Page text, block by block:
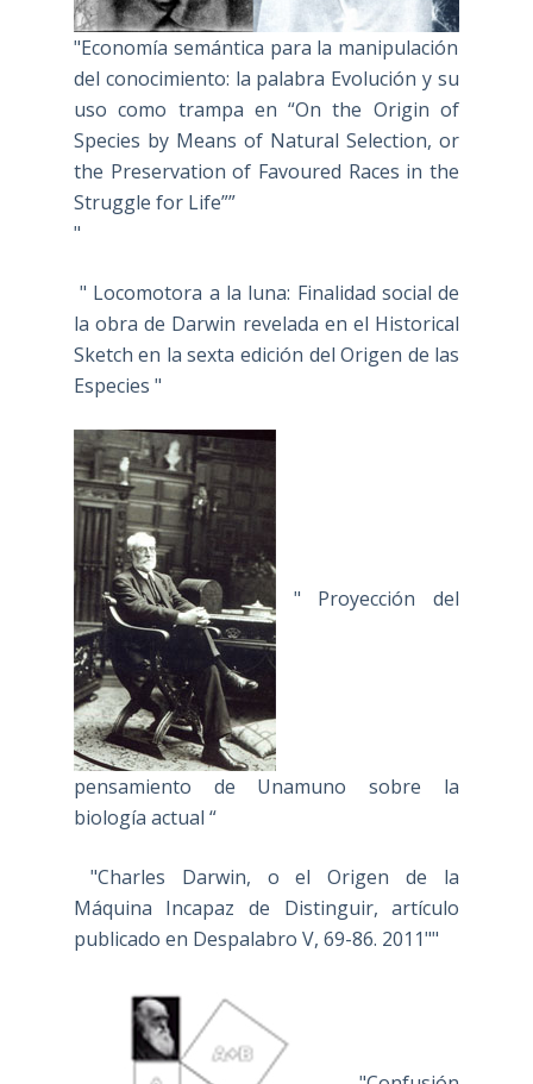
"Economía semántica para la manipulación
del conocimiento: la palabra Evolución y su
uso como trampa en “On the Origin of
Species by Means of Natural Selection, or
the Preservation of Favoured Races in the
Struggle for Life””
"
" Locomotora a la luna: Finalidad social de
la obra de Darwin revelada en el Historical
Sketch en la sexta edición del Origen de las
Especies "
" Proyección del
pensamiento de Unamuno sobre la
biología actual “
"Charles Darwin, o el Origen de la
Máquina Incapaz de Distinguir, artículo
publicado en Despalabro V, 69-86. 2011""